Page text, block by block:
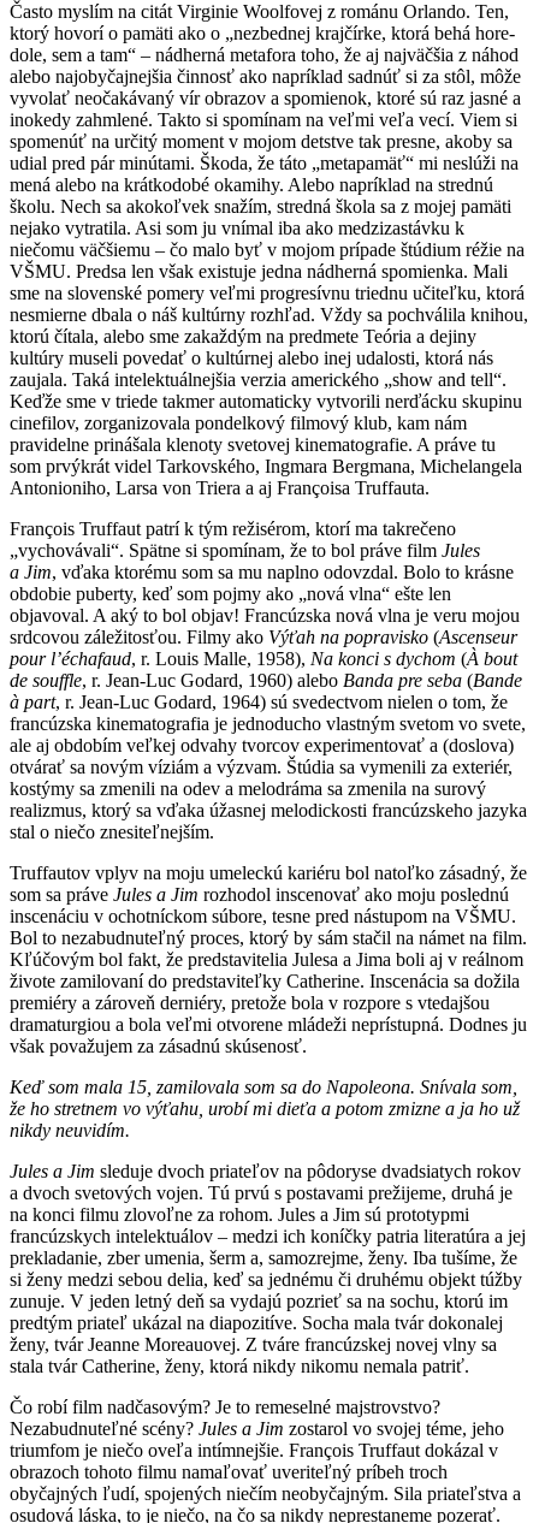
Často myslím na citát Virginie Woolfovej z románu Orlando. Ten,
ktorý hovorí o pamäti ako o „nezbednej krajčírke, ktorá behá hore-
dole, sem a tam“ – nádherná metafora toho, že aj najväčšia z náhod
alebo najobyčajnejšia činnosť ako napríklad sadnúť si za stôl, môže
vyvolať neočakávaný vír obrazov a spomienok, ktoré sú raz jasné a
inokedy zahmlené. Takto si spomínam na veľmi veľa vecí. Viem si
spomenúť na určitý moment v mojom detstve tak presne, akoby sa
udial pred pár minútami. Škoda, že táto „metapamäť“ mi neslúži na
mená alebo na krátkodobé okamihy. Alebo napríklad na strednú
školu. Nech sa akokoľvek snažím, stredná škola sa z mojej pamäti
nejako vytratila. Asi som ju vnímal iba ako medzizastávku k
niečomu väčšiemu – čo malo byť v mojom prípade štúdium réžie na
VŠMU. Predsa len však existuje jedna nádherná spomienka. Mali
sme na slovenské pomery veľmi progresívnu triednu učiteľku, ktorá
nesmierne dbala o náš kultúrny rozhľad. Vždy sa pochválila knihou,
ktorú čítala, alebo sme zakaždým na predmete Teória a dejiny
kultúry museli povedať o kultúrnej alebo inej udalosti, ktorá nás
zaujala. Taká intelektuálnejšia verzia amerického „show and tell“.
Keďže sme v triede takmer automaticky vytvorili nerďácku skupinu
cinefilov, zorganizovala pondelkový filmový klub, kam nám
pravidelne prinášala klenoty svetovej kinematografie. A práve tu
som prvýkrát videl Tarkovského, Ingmara Bergmana, Michelangela
Antonioniho, Larsa von Triera a aj Françoisa Truffauta.
François Truffaut patrí k tým režisérom, ktorí ma takrečeno
„vychovávali“. Spätne si spomínam, že to bol práve film Jules
a Jim, vďaka ktorému som sa mu naplno odovzdal. Bolo to krásne
obdobie puberty, keď som pojmy ako „nová vlna“ ešte len
objavoval. A aký to bol objav! Francúzska nová vlna je veru mojou
srdcovou záležitosťou. Filmy ako Výťah na popravisko (Ascenseur
pour l’échafaud, r. Louis Malle, 1958), Na konci s dychom (À bout
de souffle, r. Jean-Luc Godard, 1960) alebo Banda pre seba (Bande
à part, r. Jean-Luc Godard, 1964) sú svedectvom nielen o tom, že
francúzska kinematografia je jednoducho vlastným svetom vo svete,
ale aj obdobím veľkej odvahy tvorcov experimentovať a (doslova)
otvárať sa novým víziám a výzvam. Štúdia sa vymenili za exteriér,
kostýmy sa zmenili na odev a melodráma sa zmenila na surový
realizmus, ktorý sa vďaka úžasnej melodickosti francúzskeho jazyka
stal o niečo znesiteľnejším.
Truffautov vplyv na moju umeleckú kariéru bol natoľko zásadný, že
som sa práve Jules a Jim rozhodol inscenovať ako moju poslednú
inscenáciu v ochotníckom súbore, tesne pred nástupom na VŠMU.
Bol to nezabudnuteľný proces, ktorý by sám stačil na námet na film.
Kľúčovým bol fakt, že predstavitelia Julesa a Jima boli aj v reálnom
živote zamilovaní do predstaviteľky Catherine. Inscenácia sa dožila
premiéry a zároveň derniéry, pretože bola v rozpore s vtedajšou
dramaturgiou a bola veľmi otvorene mládeži neprístupná. Dodnes ju
však považujem za zásadnú skúsenosť.
Keď som mala 15, zamilovala som sa do Napoleona. Snívala som,
že ho stretnem vo výťahu, urobí mi dieťa a potom zmizne a ja ho už
nikdy neuvidím.
Jules a Jim sleduje dvoch priateľov na pôdoryse dvadsiatych rokov
a dvoch svetových vojen. Tú prvú s postavami prežijeme, druhá je
na konci filmu zlovoľne za rohom. Jules a Jim sú prototypmi
francúzskych intelektuálov – medzi ich koníčky patria literatúra a jej
prekladanie, zber umenia, šerm a, samozrejme, ženy. Iba tušíme, že
si ženy medzi sebou delia, keď sa jednému či druhému objekt túžby
zunuje. V jeden letný deň sa vydajú pozrieť sa na sochu, ktorú im
predtým priateľ ukázal na diapozitíve. Socha mala tvár dokonalej
ženy, tvár Jeanne Moreauovej. Z tváre francúzskej novej vlny sa
stala tvár Catherine, ženy, ktorá nikdy nikomu nemala patriť.
Čo robí film nadčasovým? Je to remeselné majstrovstvo?
Nezabudnuteľné scény? Jules a Jim zostarol vo svojej téme, jeho
triumfom je niečo oveľa intímnejšie. François Truffaut dokázal v
obrazoch tohoto filmu namaľovať uveriteľný príbeh troch
obyčajných ľudí, spojených niečím neobyčajným. Sila priateľstva a
osudová láska, to je niečo, na čo sa nikdy neprestaneme pozerať.